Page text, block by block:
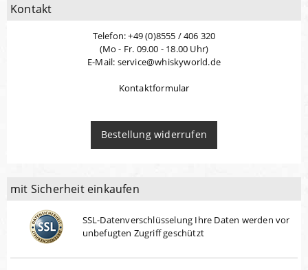
Kontakt
Telefon: +49 (0)8555 / 406 320
(Mo - Fr. 09.00 - 18.00 Uhr)
E-Mail: service@whiskyworld.de
Kontaktformular
Bestellung widerrufen
mit Sicherheit einkaufen
SSL-Datenverschlüsselung Ihre Daten werden vor
unbefugten Zugriff geschützt